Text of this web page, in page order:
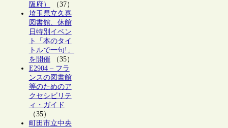
阪府）
（37）
埼玉県立久喜
図書館、休館
日特別イベン
ト「本のタイ
トルで一句!」
を開催（35）
E2904 – フラ
ンスの図書館
等のためのア
クセシビリテ
ィ・ガイド
（35）
町田市立中央